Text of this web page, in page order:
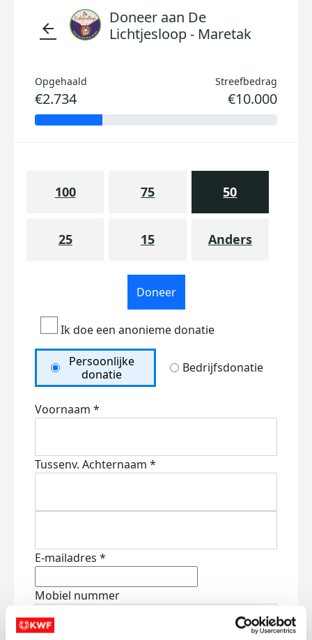
arrow_back
Doneer aan De
Lichtjesloop - Maretak
Opgehaald
€2.734
Streefbedrag
€10.000
100 75 50
25 15 Anders
Doneer
Ik doe een anonieme donatie
Persoonlijke
donatie
Bedrijfsdonatie
Voornaam *
Tussenv. Achternaam *
E-mailadres *
Mobiel nummer